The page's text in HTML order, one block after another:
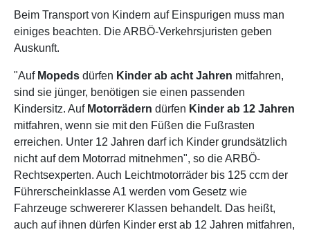
Beim Transport von Kindern auf Einspurigen muss man
einiges beachten. Die ARBÖ-Verkehrsjuristen geben
Auskunft.
"Auf Mopeds dürfen Kinder ab acht Jahren mitfahren,
sind sie jünger, benötigen sie einen passenden
Kindersitz. Auf Motorrädern dürfen Kinder ab 12 Jahren
mitfahren, wenn sie mit den Füßen die Fußrasten
erreichen. Unter 12 Jahren darf ich Kinder grundsätzlich
nicht auf dem Motorrad mitnehmen", so die ARBÖ-
Rechtsexperten. Auch Leichtmotorräder bis 125 ccm der
Führerscheinklasse A1 werden vom Gesetz wie
Fahrzeuge schwererer Klassen behandelt. Das heißt,
auch auf ihnen dürfen Kinder erst ab 12 Jahren mitfahren,